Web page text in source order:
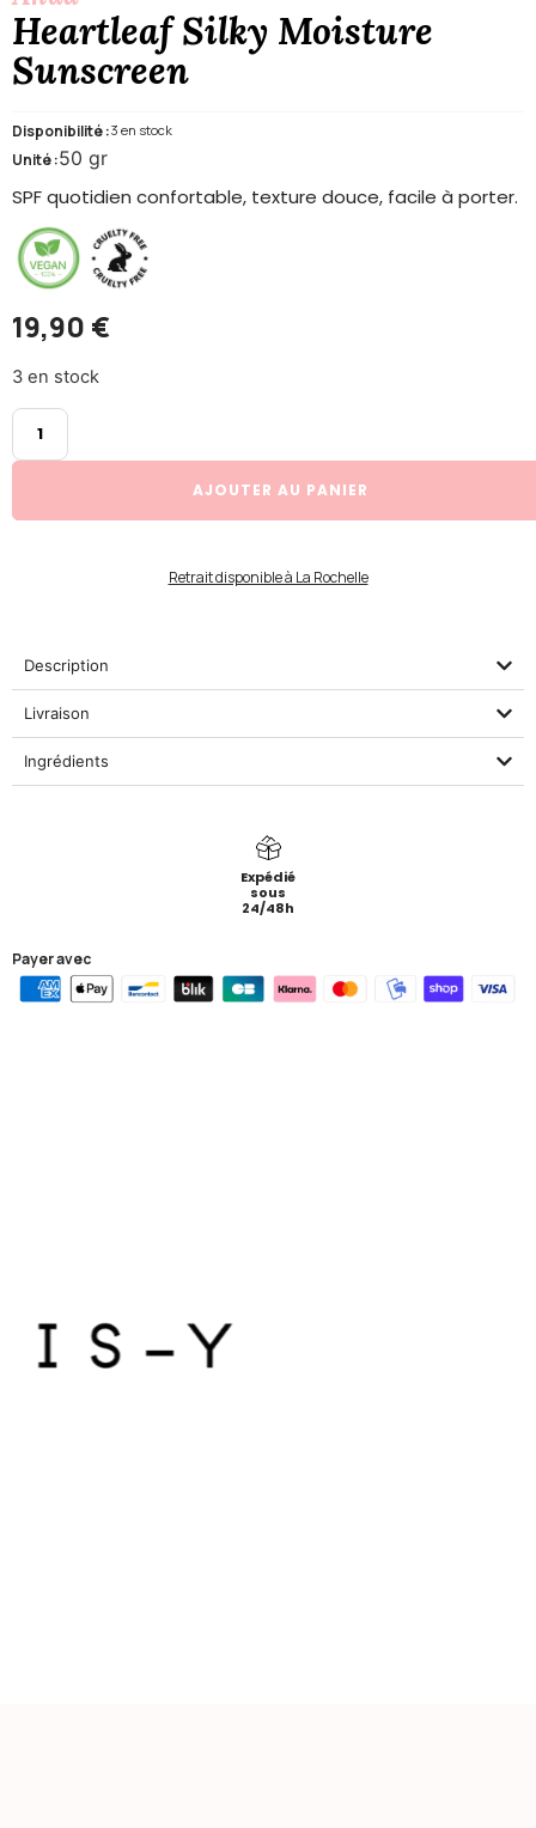
Heartleaf Silky Moisture
Sunscreen
Disponibilité :3 en stock
Unité :50 gr
SPF quotidien confortable, texture douce, facile à porter.
19,90 €
3 en stock
AJOUTER AU PANIER
Retrait disponible à La Rochelle
Description
Livraison
Ingrédients
Expédié
sous
24/48h
Payer avec